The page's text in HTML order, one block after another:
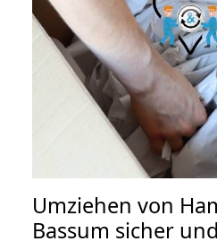
Umziehen von
Bassum sicher